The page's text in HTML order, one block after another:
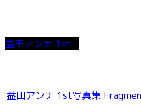
益田アンナ 1st...
益田アンナ 1st写真集